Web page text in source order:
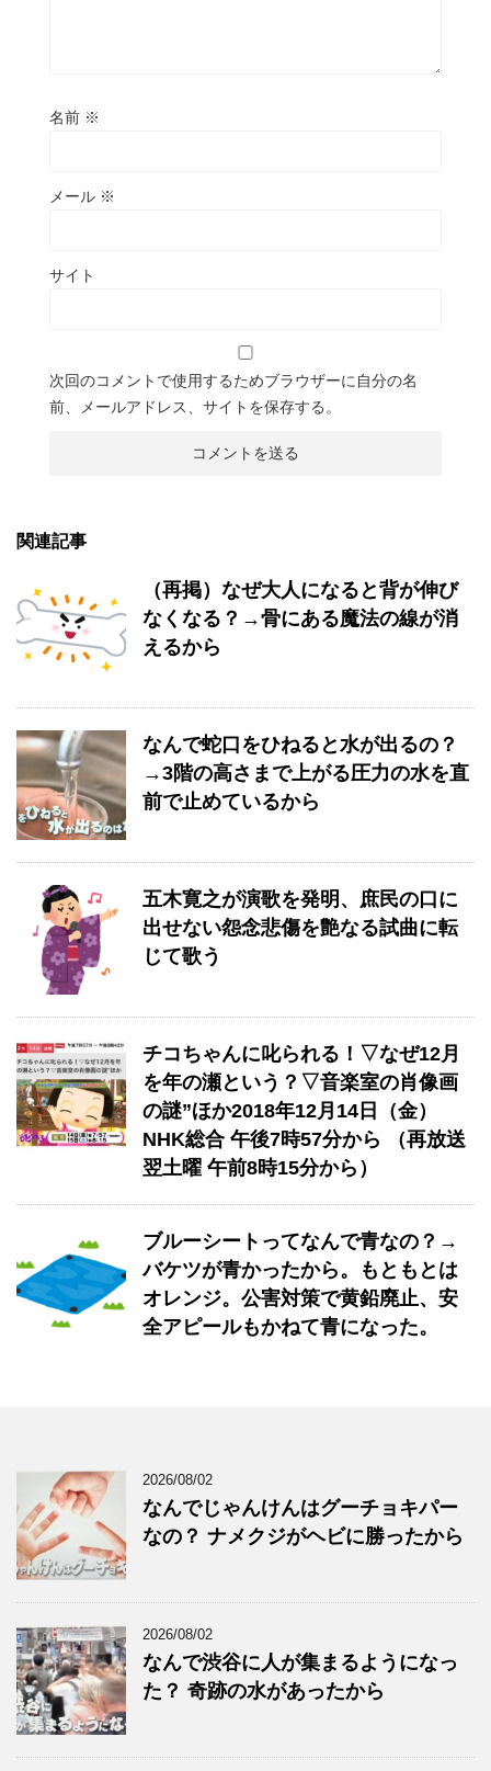
名前 ※
メール ※
サイト
次回のコメントで使用するためブラウザーに自分の名
前、メールアドレス、サイトを保存する。
関連記事
（再掲）なぜ大人になると背が伸び
なくなる？→骨にある魔法の線が消
えるから
なんで蛇口をひねると水が出るの？
→3階の高さまで上がる圧力の水を直
前で止めているから
五木寛之が演歌を発明、庶民の口に
出せない怨念悲傷を艶なる試曲に転
じて歌う
チコちゃんに叱られる！▽なぜ12月
を年の瀬という？▽音楽室の肖像画
の謎”ほか2018年12月14日（金）
NHK総合 午後7時57分から （再放送
翌土曜 午前8時15分から）
ブルーシートってなんで青なの？→
バケツが青かったから。もともとは
オレンジ。公害対策で黄鉛廃止、安
全アピールもかねて青になった。
2026/08/02
なんでじゃんけんはグーチョキパー
なの？ ナメクジがヘビに勝ったから
2026/08/02
なんで渋谷に人が集まるようになっ
た？ 奇跡の水があったから